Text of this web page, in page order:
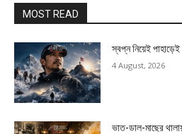
MOST READ
স্বপ্ন নিয়েই পাহাড়েই
4 August, 2026
ভাত-ডাল-মাছের